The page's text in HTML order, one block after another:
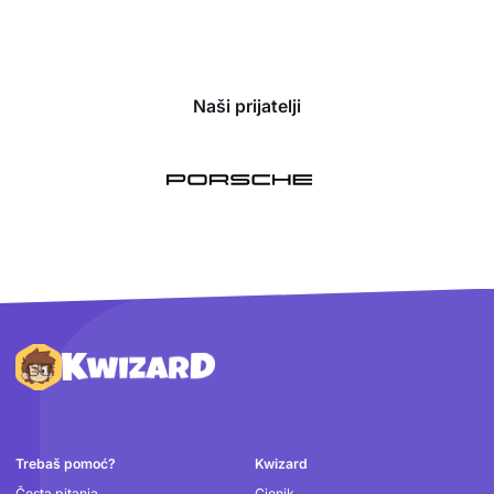
Naši prijatelji
Podnožje
Trebaš pomoć?
Kwizard